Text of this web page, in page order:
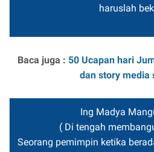
haruslah
Baca juga : 50 Ucapan hari
dan story media
Ing Madya
( Di tengah
Seorang pemimpin ketika